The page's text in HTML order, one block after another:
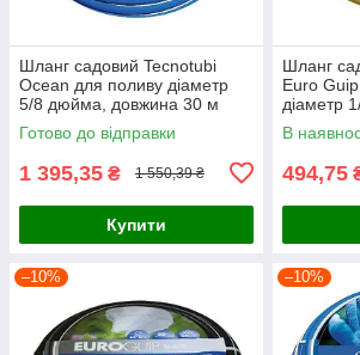
Шланг садовий Tecnotubi
Ocean для поливу діаметр
5/8 дюйма, довжина 30 м
(OC 5/8 30)
Готово до відправки
1 395,35 ₴ 1 550,39 ₴
Купити
Шланг
Euro
діаметр
20 м
В
494,75
–10% –10%